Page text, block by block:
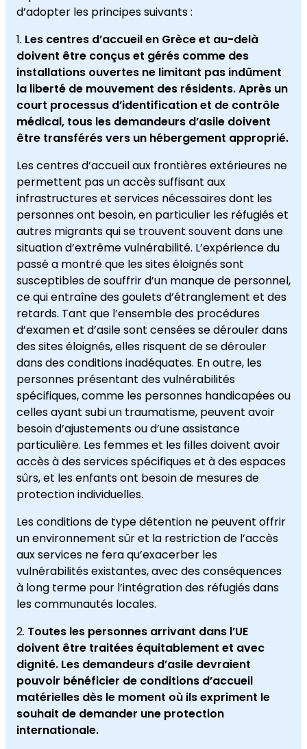
d’adopter les principes suivants :
Les centres d’accueil en Grèce et au-delà
doivent être conçus et gérés comme des
installations ouvertes ne limitant pas indûment
la liberté de mouvement des résidents. Après un
court processus d’identification et de contrôle
médical, tous les demandeurs d’asile doivent
être transférés vers un hébergement approprié.
Les centres d’accueil aux frontières extérieures ne
permettent pas un accès suffisant aux
infrastructures et services nécessaires dont les
personnes ont besoin, en particulier les réfugiés et
autres migrants qui se trouvent souvent dans une
situation d’extrême vulnérabilité. L’expérience du
passé a montré que les sites éloignés sont
susceptibles de souffrir d’un manque de personnel,
ce qui entraîne des goulets d’étranglement et des
retards. Tant que l’ensemble des procédures
d’examen et d’asile sont censées se dérouler dans
des sites éloignés, elles risquent de se dérouler
dans des conditions inadéquates. En outre, les
personnes présentant des vulnérabilités
spécifiques, comme les personnes handicapées ou
celles ayant subi un traumatisme, peuvent avoir
besoin d’ajustements ou d’une assistance
particulière. Les femmes et les filles doivent avoir
accès à des services spécifiques et à des espaces
sûrs, et les enfants ont besoin de mesures de
protection individuelles.
Les conditions de type détention ne peuvent offrir
un environnement sûr et la restriction de l’accès
aux services ne fera qu’exacerber les
vulnérabilités existantes, avec des conséquences
à long terme pour l’intégration des réfugiés dans
les communautés locales.
Toutes les personnes arrivant dans l’UE
doivent être traitées équitablement et avec
dignité. Les demandeurs d’asile devraient
pouvoir bénéficier de conditions d’accueil
matérielles dès le moment où ils expriment le
souhait de demander une protection
internationale.